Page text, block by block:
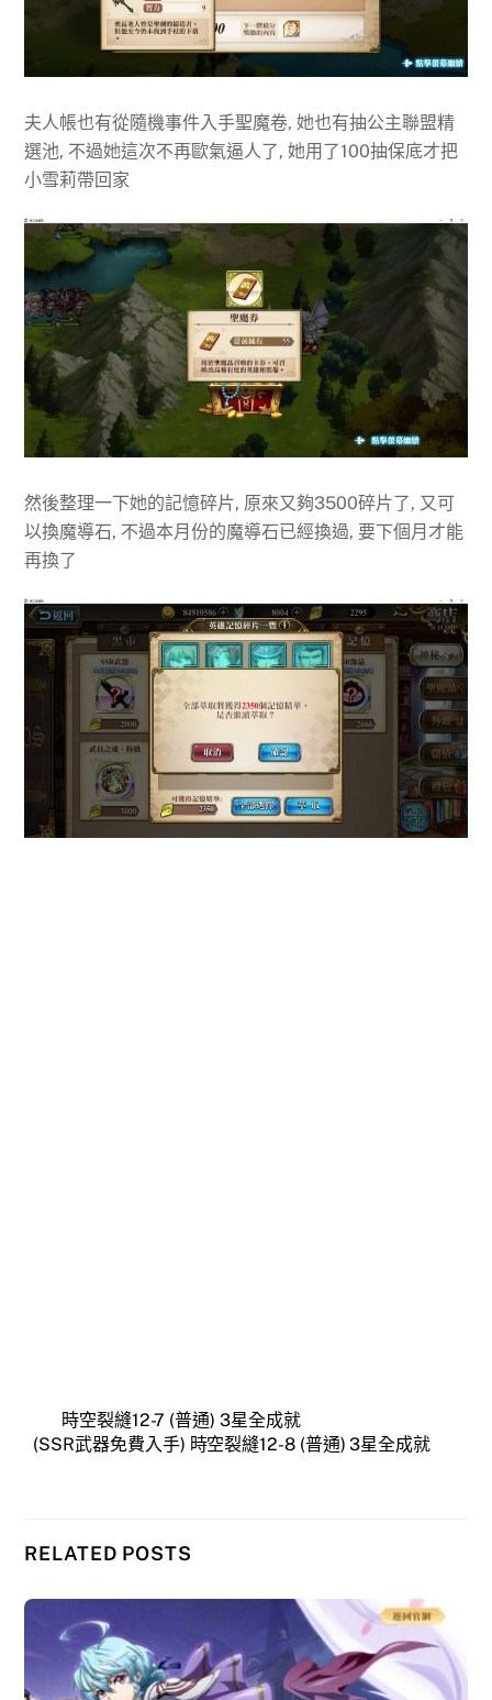
夫人帳也有從隨機事件入手聖魔卷, 她也有抽公主聯盟精
選池, 不過她這次不再歐氣逼人了, 她用了100抽保底才把
小雪莉帶回家
然後整理一下她的記憶碎片, 原來又夠3500碎片了, 又可
以換魔導石, 不過本月份的魔導石已經換過, 要下個月才能
再換了
時空裂縫12-7 (普通) 3星全成就
(SSR武器免費入手) 時空裂縫12-8 (普通) 3星全成就
RELATED POSTS